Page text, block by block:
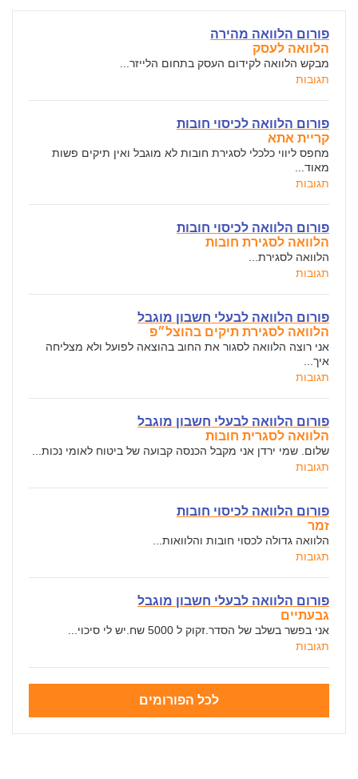
פורום הלוואה מהירה
הלוואה לעסק
מבקש הלוואה לקידום העסק בתחום הלייזר...
תגובות
פורום הלוואה לכיסוי חובות
קריית אתא
מחפס ליווי כלכלי לסגירת חובות לא מוגבל ואין תיקים פשות
מאוד...
תגובות
פורום הלוואה לכיסוי חובות
הלוואה לסגירת חובות
הלוואה לסגירת...
תגובות
פורום הלוואה לבעלי חשבון מוגבל
הלוואה לסגירת תיקים בהוצל״פ
אני רוצה הלוואה לסגור את החוב בהוצאה לפועל ולא מצליחה
איך...
תגובות
פורום הלוואה לבעלי חשבון מוגבל
הלוואה לסגרית חובות
שלום. שמי ירדן אני מקבל הכנסה קבועה של ביטוח לאומי נכות...
תגובות
פורום הלוואה לכיסוי חובות
זמר
הלוואה גדולה לכסוי חובות והלוואות...
תגובות
פורום הלוואה לבעלי חשבון מוגבל
גבעתיים
אני בפשר בשלב של הסדר.זקוק ל 5000 שח.יש לי סיכוי...
תגובות
לכל הפורומים